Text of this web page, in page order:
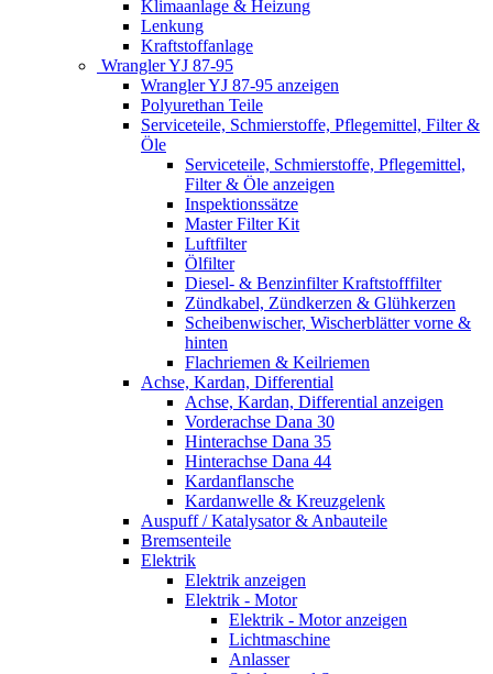
Klimaanlage & Heizung
Lenkung
Kraftstoffanlage
Wrangler YJ 87-95
Wrangler YJ 87-95 anzeigen
Polyurethan Teile
Serviceteile, Schmierstoffe, Pflegemittel, Filter &
Öle
Serviceteile, Schmierstoffe, Pflegemittel,
Filter & Öle anzeigen
Inspektionssätze
Master Filter Kit
Luftfilter
Ölfilter
Diesel- & Benzinfilter Kraftstofffilter
Zündkabel, Zündkerzen & Glühkerzen
Scheibenwischer, Wischerblätter vorne &
hinten
Flachriemen & Keilriemen
Achse, Kardan, Differential
Achse, Kardan, Differential anzeigen
Vorderachse Dana 30
Hinterachse Dana 35
Hinterachse Dana 44
Kardanflansche
Kardanwelle & Kreuzgelenk
Auspuff / Katalysator & Anbauteile
Bremsenteile
Elektrik
Elektrik anzeigen
Elektrik - Motor
Elektrik - Motor anzeigen
Lichtmaschine
Anlasser